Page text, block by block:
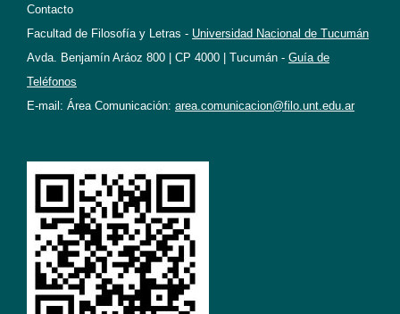
Contacto
Facultad de Filosofía y Letras - Universidad Nacional de Tucumán
Avda. Benjamín Aráoz 800 | CP 4000 | Tucumán - Guía de
Teléfonos
E-mail: Área Comunicación: area.comunicacion@filo.unt.edu.ar